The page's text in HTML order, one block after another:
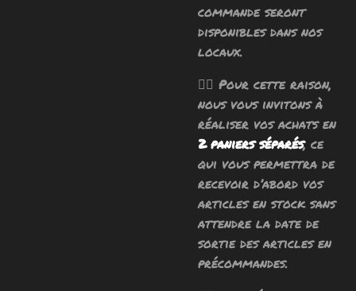
commande seront
disponibles dans nos
locaux.
🧙‍♂️ Pour cette raison,
nous vous invitons à
réaliser vos achats en
2 paniers séparés, ce
qui vous permettra de
recevoir d’abord vos
articles en stock sans
attendre la date de
sortie des articles en
précommandes.